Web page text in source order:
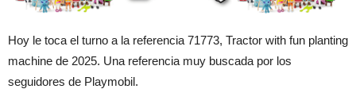
Hoy le toca el turno a la referencia 71773, Tractor with fun planting
machine de 2025. Una referencia muy buscada por los
seguidores de Playmobil.